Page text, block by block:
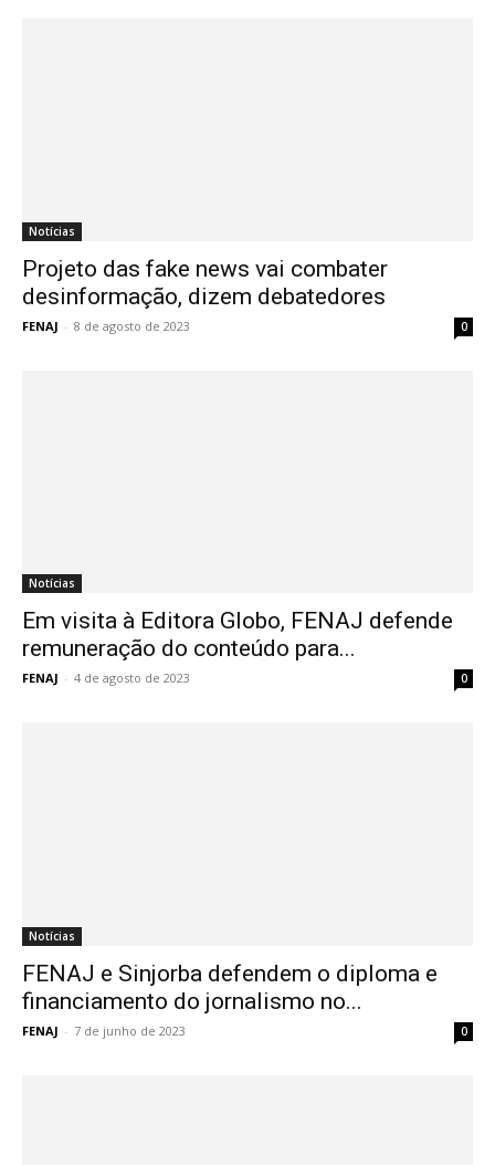
Notícias
Projeto das fake news vai combater
desinformação, dizem debatedores
FENAJ - 8 de agosto de 2023 0
Notícias
Em visita à Editora Globo, FENAJ defende
remuneração do conteúdo para...
FENAJ - 4 de agosto de 2023 0
Notícias
FENAJ e Sinjorba defendem o diploma e
financiamento do jornalismo no...
FENAJ - 7 de junho de 2023 0